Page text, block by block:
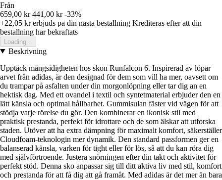
Från
659,00 kr 441,00 kr -33%
+22,05 krerbjuds pa din nasta bestallning Krediteras efter att din
bestallning har bekraftats
Loading...
Beskrivning
Upptäck mångsidigheten hos skon Runfalcon 6. Inspirerad av löpar
arvet från adidas, är den designad för dem som vill ha mer, oavsett om
du trampar på asfalten under din morgonlöpning eller tar dig an en
hektisk dag. Med ett ovandel i textil och syntetmaterial erbjuder den en
lätt känsla och optimal hållbarhet. Gummisulan fäster vid vägen för att
stödja varje rörelse du gör. Den kombinerar en ikonisk stil med
praktisk prestanda, perfekt för idrottare och de som älskar att utforska
staden. Utöver att ha extra dämpning för maximalt komfort, säkerställer
Cloudfoam-teknologin mer dynamik. Den standard passformen ger en
balanserad känsla, varken för tight eller för lös, så att du kan röra dig
med självförtroende. Justera snörningen efter din takt och aktivitet för
perfekt stöd. Denna sko anpassar sig till ditt aktiva liv med stil, komfort
och prestanda för att få dig att gå framåt. Med adidas är det mer än bara